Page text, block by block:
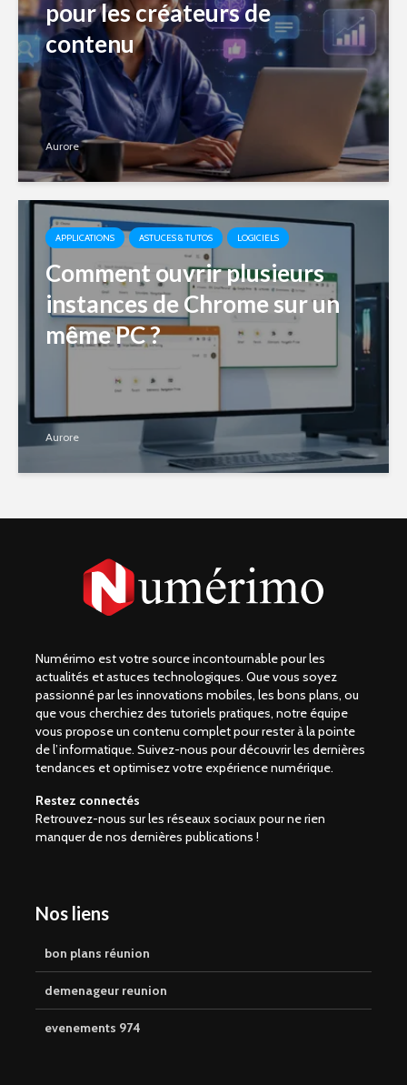
pour les créateurs de
contenu
Aurore
APPLICATIONS ASTUCES & TUTOS LOGICIELS
Comment ouvrir plusieurs
instances de Chrome sur un
même PC ?
Aurore
Numérimo est votre source incontournable pour les
actualités et astuces technologiques. Que vous soyez
passionné par les innovations mobiles, les bons plans, ou
que vous cherchiez des tutoriels pratiques, notre équipe
vous propose un contenu complet pour rester à la pointe
de l’informatique. Suivez-nous pour découvrir les dernières
tendances et optimisez votre expérience numérique.
Restez connectés
Retrouvez-nous sur les réseaux sociaux pour ne rien
manquer de nos dernières publications !
Nos liens
bon plans réunion
demenageur reunion
evenements 974